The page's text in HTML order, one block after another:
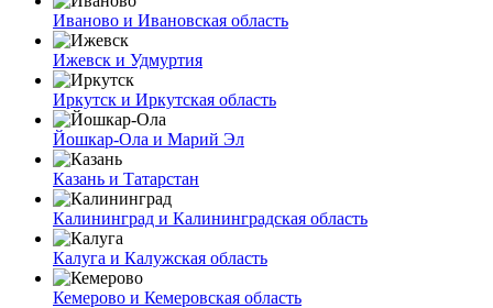
Иваново и Ивановская область
Ижевск и Удмуртия
Иркутск и Иркутская область
Йошкар-Ола и Марий Эл
Казань и Татарстан
Калининград и Калининградская область
Калуга и Калужская область
Кемерово и Кемеровская область